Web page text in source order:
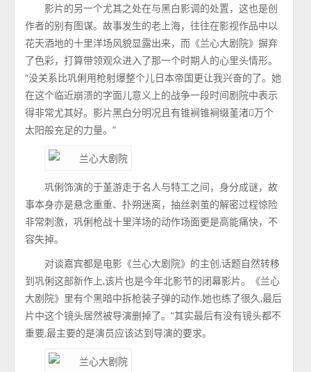
影片的另一个尤其之处在与黑白影调的处置，这也是创
作者的别有图谋。故事发生的老上海，往往在影视作品中以
花天酒地的十里洋场风貌显露出来，而《兰心大剧院》摒弃
了色彩，打算带领观众进入了那一个时期人的心里头情形。
“没关系比巩俐用枪射爆整个儿日本帝国更让我兴奋的了。她
在这个临近崩溃的字面儿意义上的战争一段时间剧院中表示
得非常尤其好。影片黑白分明况且有锥裥锥裥缀堇渚万个
太阳般充足的力量。”
巩俐饰演的于堇游走于名人与特工之间，身分成谜，故
事本身亦是悬念重重、扑朔迷离，抽丝剥茧的解密过程惊险
非常刺激，巩俐枪战十里洋场的动作场面更是高能痛快，不
容失掉。
对谈嘉宾都是电影《兰心大剧院》的主创,话题自然转移
到巩俐这部新作上,该片也是今年北影节的闭幕影片。《兰心
大剧院》里有个黑暗中拆枪装子弹的动作,她也练了很久,最后
片中这个镜头居然被导演删掉了。“其实最后有没有镜头都不
重要,最主要的是演员应该达到导演的要求。